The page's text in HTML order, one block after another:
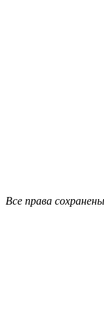
Все права